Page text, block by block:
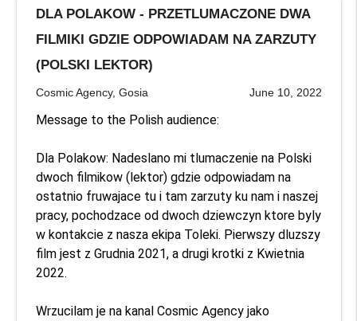
DLA POLAKOW - PRZETLUMACZONE DWA
FILMIKI GDZIE ODPOWIADAM NA ZARZUTY
(POLSKI LEKTOR)
Cosmic Agency, Gosia June 10, 2022
Message to the Polish audience:
Dla Polakow: Nadeslano mi tlumaczenie na Polski
dwoch filmikow (lektor) gdzie odpowiadam na
ostatnio fruwajace tu i tam zarzuty ku nam i naszej
pracy, pochodzace od dwoch dziewczyn ktore byly
w kontakcie z nasza ekipa Toleki. Pierwszy dluzszy
film jest z Grudnia 2021, a drugi krotki z Kwietnia
2022.
Wrzucilam je na kanal Cosmic Agency jako